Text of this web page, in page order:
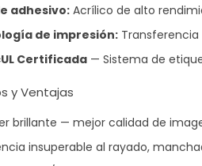
adhesivo: Acrílico de alto
de impresión:
Certificada — Sistema de
y Ventajas
brillante — mejor calidad de
insuperable al rayado,